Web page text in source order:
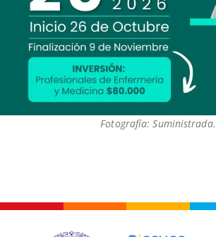
Fotografía: Suministrada.